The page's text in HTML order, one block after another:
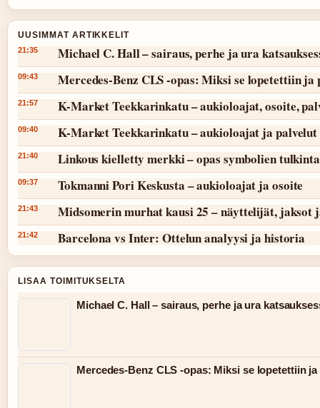
UUSIMMAT ARTIKKELIT
21:35 Michael C. Hall – sairaus, perhe ja ura
09:43 Mercedes-Benz CLS -opas: Miksi se lopetettiin
21:57 K-Market Teekkarinkatu – aukioloajat, osoite,
09:40 K-Market Teekkarinkatu – aukioloajat ja palvelut
21:40 Linkous kielletty merkki – opas symbolien
09:37 Tokmanni Pori Keskusta – aukioloajat ja osoite
21:43 Midsomerin murhat kausi 25 – näyttelijät, jaksot
21:42 Barcelona vs Inter: Ottelun analyysi ja historia
LISAA TOIMITUKSELTA
Michael C. Hall – sairaus, perhe ja ura
Mercedes-Benz CLS -opas: Miksi se lopetettiin